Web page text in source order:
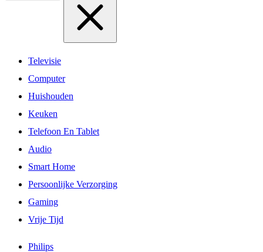
Televisie
Computer
Huishouden
Keuken
Telefoon En Tablet
Audio
Smart Home
Persoonlijke Verzorging
Gaming
Vrije Tijd
Philips